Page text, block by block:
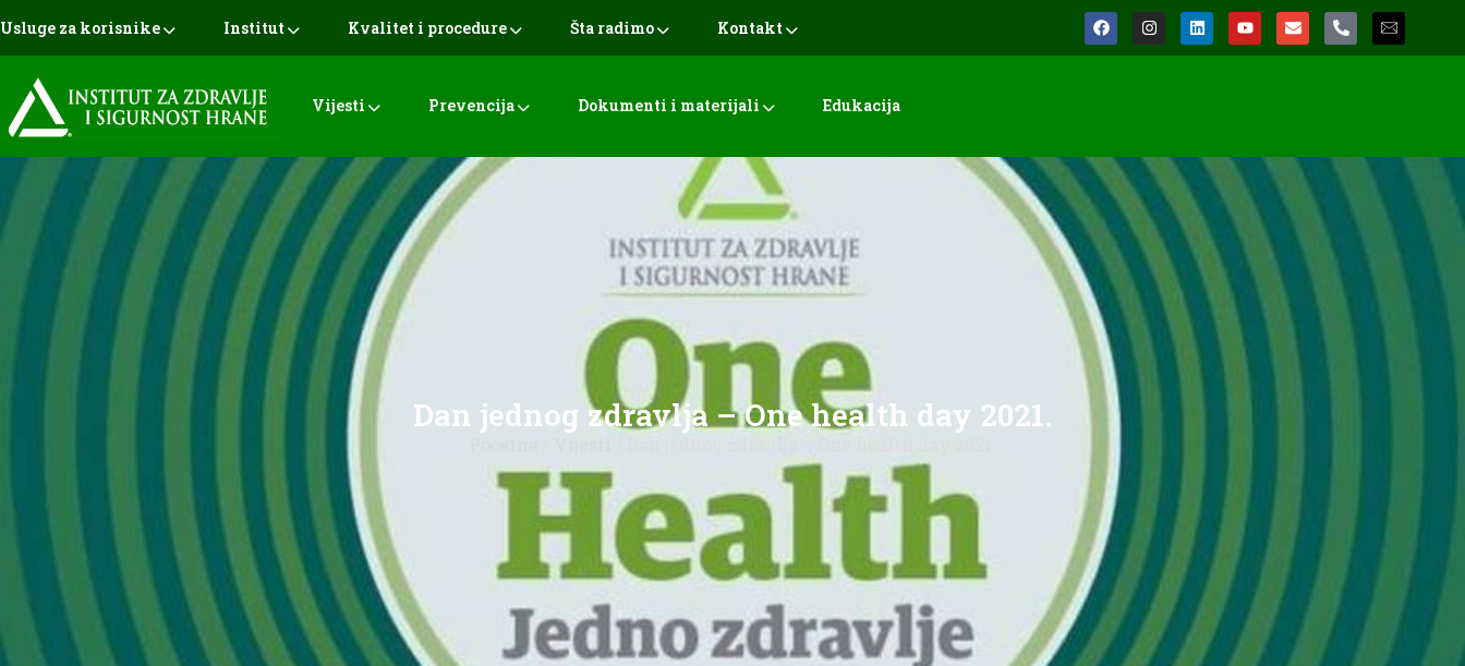
Usluge za korisnike Institut Kvalitet i procedure Šta radimo Kontakt
Vijesti Prevencija Dokumenti i materijali Edukacija
Dan jednog zdravlja – One health day 2021.